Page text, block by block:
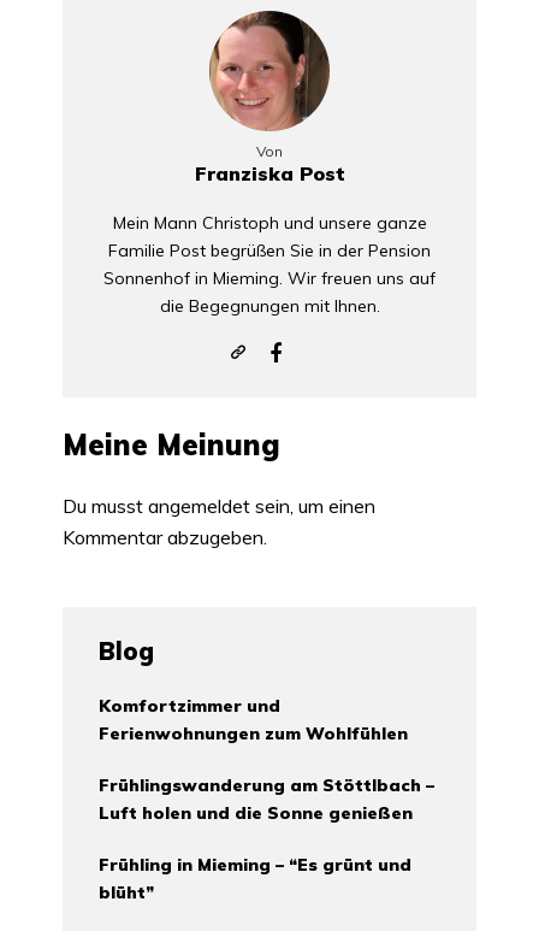
Von
Franziska Post
Mein Mann Christoph und unsere ganze
Familie Post begrüßen Sie in der Pension
Sonnenhof in Mieming. Wir freuen uns auf
die Begegnungen mit Ihnen.
Meine Meinung
Du musst angemeldet sein, um einen
Kommentar abzugeben.
Blog
Komfortzimmer und
Ferienwohnungen zum Wohlfühlen
Frühlingswanderung am Stöttlbach –
Luft holen und die Sonne genießen
Frühling in Mieming – “Es grünt und
blüht”